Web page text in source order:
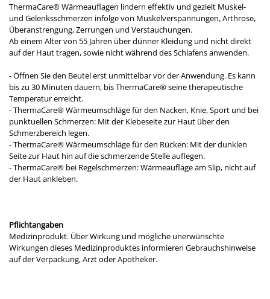
ThermaCare® Wärmeauflagen lindern effektiv und gezielt Muskel-
und Gelenksschmerzen infolge von Muskelverspannungen, Arthrose,
Überanstrengung, Zerrungen und Verstauchungen.
Ab einem Alter von 55 Jahren über dünner Kleidung und nicht direkt
auf der Haut tragen, sowie nicht während des Schlafens anwenden.
- Öffnen Sie den Beutel erst unmittelbar vor der Anwendung. Es kann
bis zu 30 Minuten dauern, bis ThermaCare® seine therapeutische
Temperatur erreicht.
- ThermaCare® Wärmeumschläge für den Nacken, Knie, Sport und bei
punktuellen Schmerzen: Mit der Klebeseite zur Haut über den
Schmerzbereich legen.
- ThermaCare® Wärmeumschläge für den Rücken: Mit der dunklen
Seite zur Haut hin auf die schmerzende Stelle auflegen.
- ThermaCare® bei Regelschmerzen: Wärmeauflage am Slip, nicht auf
der Haut ankleben.
Pflichtangaben
Medizinprodukt. Über Wirkung und mögliche unerwünschte
Wirkungen dieses Medizinproduktes informieren Gebrauchshinweise
auf der Verpackung, Arzt oder Apotheker.